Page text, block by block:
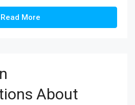
Read More
About